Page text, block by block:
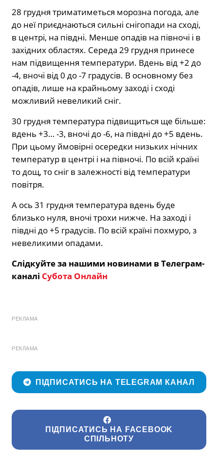
28 грудня триматиметься морозна погода, але
до неї приєднаються сильні снігопади на сході,
в центрі, на півдні. Менше опадів на півночі і в
західних областях. Середа 29 грудня принесе
нам підвищення температури. Вдень від +2 до
-4, вночі від 0 до -7 градусів. В основному без
опадів, лише на крайньому заході і сході
можливий невеликий сніг.
30 грудня температура підвищиться ще більше:
вдень +3… -3, вночі до -6, на півдні до +5 вдень.
При цьому ймовірні осередки низьких нічних
температур в центрі і на півночі. По всій країні
то дощ, то сніг в залежності від температури
повітря.
А ось 31 грудня температура вдень буде
близько нуля, вночі трохи нижче. На заході і
півдні до +5 градусів. По всій країні похмуро, з
невеликими опадами.
Слідкуйте за нашими новинами в Телеграм-
каналі Субота Онлайн
РЕКЛАМА
РЕКЛАМА
ПІДПИСАТИСЬ НА TELEGRAM КАНАЛ
ПІДПИСАТИСЬ НА FACEBOOK
СПІЛЬНОТУ